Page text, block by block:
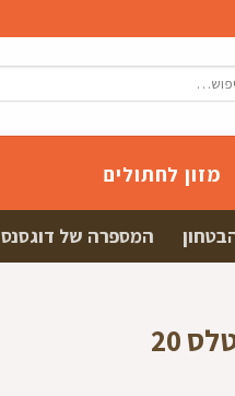
מזון לחתולים
המספרה של דוגסנס
20